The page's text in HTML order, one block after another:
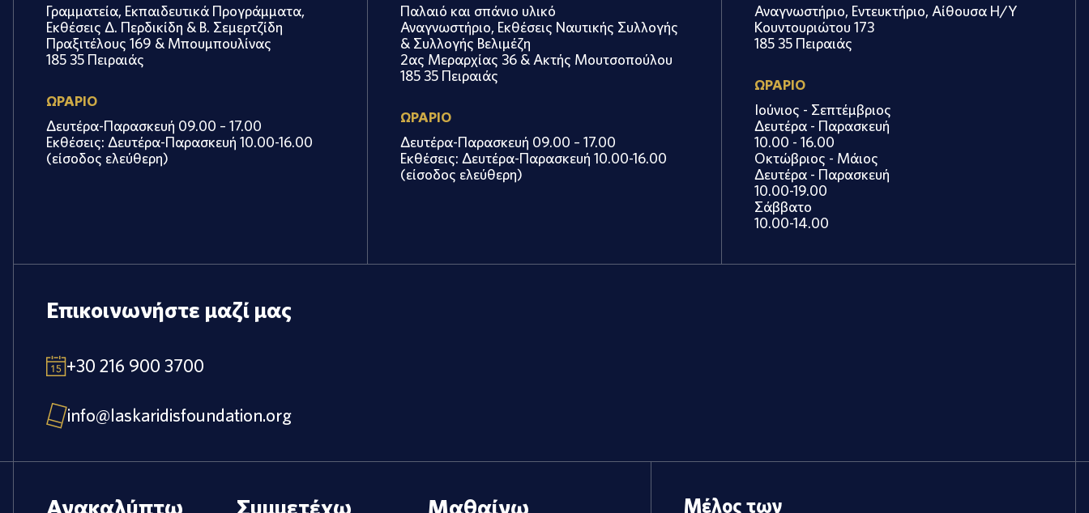
Γραμματεία, Εκπαιδευτικά Προγράμματα,
Εκθέσεις Δ. Περδικίδη & Β. Σεμερτζίδη
Πραξιτέλους 169 & Μπουμπουλίνας
185 35 Πειραιάς
ΩΡΑΡΙΟ
Δευτέρα-Παρασκευή 09.00 – 17.00
Εκθέσεις: Δευτέρα-Παρασκευή 10.00-16.00
(είσοδος ελεύθερη)
Παλαιό και σπάνιο υλικό
Αναγνωστήριο, Εκθέσεις Ναυτικής Συλλογής
& Συλλογής Βελιμέζη
2ας Μεραρχίας 36 & Ακτής Μουτσοπούλου
185 35 Πειραιάς
ΩΡΑΡΙΟ
Δευτέρα-Παρασκευή 09.00 – 17.00
Εκθέσεις: Δευτέρα-Παρασκευή 10.00-16.00
(είσοδος ελεύθερη)
Αναγνωστήριο, Εντευκτήριο, Αίθουσα Η/Υ
Κουντουριώτου 173
185 35 Πειραιάς
ΩΡΑΡΙΟ
Ιούνιος - Σεπτέμβριος
Δευτέρα - Παρασκευή
10.00 - 16.00
Οκτώβριος - Μάιος
Δευτέρα - Παρασκευή
10.00-19.00
Σάββατο
10.00-14.00
Επικοινωνήστε μαζί μας
+30 216 900 3700
info@laskaridisfoundation.org
Ανακαλύπτω Συμμετέχω Μαθαίνω Μέλος των